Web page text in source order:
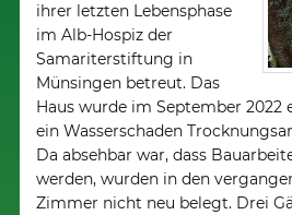
ihrer letzten Lebensphase
im Alb-Hospiz der
Samariterstiftung in
Münsingen betreut. Das
Haus wurde im September
ein Wasserschaden
Da absehbar war, dass
werden, wurden in den
Zimmer nicht neu belegt. Drei